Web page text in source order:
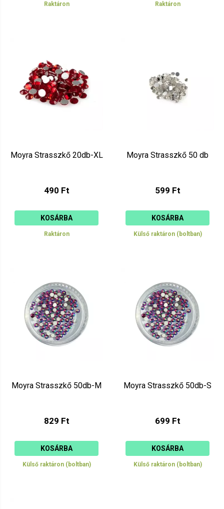
Raktáron Raktáron
Moyra Strasszkő 20db-XL
490 Ft
KOSÁRBA
Raktáron
Moyra Strasszkő 50 db
599 Ft
KOSÁRBA
Külső raktáron (boltban)
Moyra Strasszkő 50db-M
829 Ft
KOSÁRBA
Külső raktáron (boltban)
Moyra Strasszkő 50db-S
699 Ft
KOSÁRBA
Külső raktáron (boltban)